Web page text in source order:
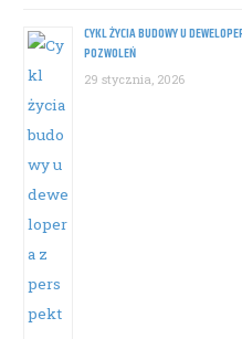
CYKL ŻYCIA BUDOWY U
POZWOLEŃ
29 stycznia, 2026